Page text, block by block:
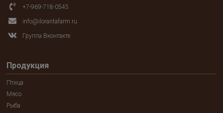
+7-969-718-0545
info@ilorantafarm.ru
Группа Вконтакте
Продукция
Птица
Мясо
Рыба